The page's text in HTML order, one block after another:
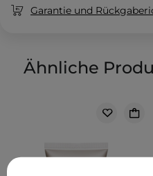
Garantie und
Ähnliche